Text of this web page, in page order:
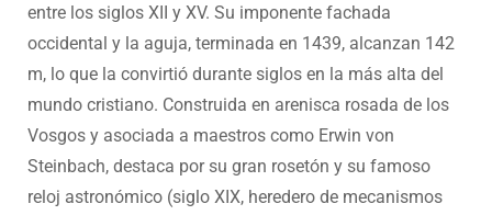
entre los siglos XII y XV. Su imponente fachada
occidental y la aguja, terminada en 1439, alcanzan 142
m, lo que la convirtió durante siglos en la más alta del
mundo cristiano. Construida en arenisca rosada de los
Vosgos y asociada a maestros como Erwin von
Steinbach, destaca por su gran rosetón y su famoso
reloj astronómico (siglo XIX, heredero de mecanismos